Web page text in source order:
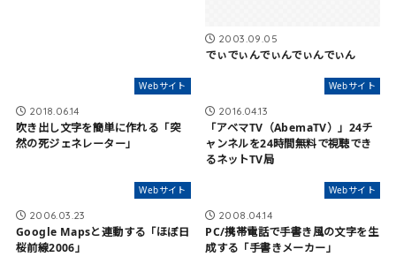
2003.09.05
でぃでぃんでぃんでぃんでぃん
Webサイト
2018.06.14
吹き出し文字を簡単に作れる「突
然の死ジェネレーター」
Webサイト
2016.04.13
「アベマTV（AbemaTV）」24チ
ャンネルを24時間無料で視聴でき
るネットTV局
Webサイト
2006.03.23
Google Mapsと連動する「ほぼ日
桜前線2006」
Webサイト
2008.04.14
PC/携帯電話で手書き風の文字を生
成する「手書きメーカー」